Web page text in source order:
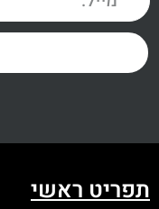
תפריט ראשי